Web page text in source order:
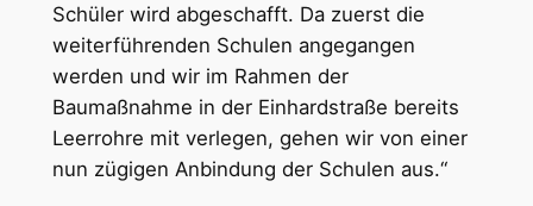
Schüler wird abgeschafft. Da zuerst die
weiterführenden Schulen angegangen
werden und wir im Rahmen der
Baumaßnahme in der Einhardstraße bereits
Leerrohre mit verlegen, gehen wir von einer
nun zügigen Anbindung der Schulen aus.“